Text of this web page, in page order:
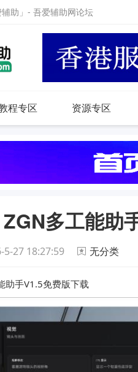
助」- 吾爱辅助网论坛
程专区 资源专区
多工能助
5-27 18:27:59 无分类
助手V1.5免费版下载